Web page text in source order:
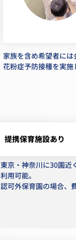
家族を含め希望者には
花粉症予防接種を実施
提携保育施設あり
東京・神奈川に30園近
利用可能。
認可外保育園の場合、